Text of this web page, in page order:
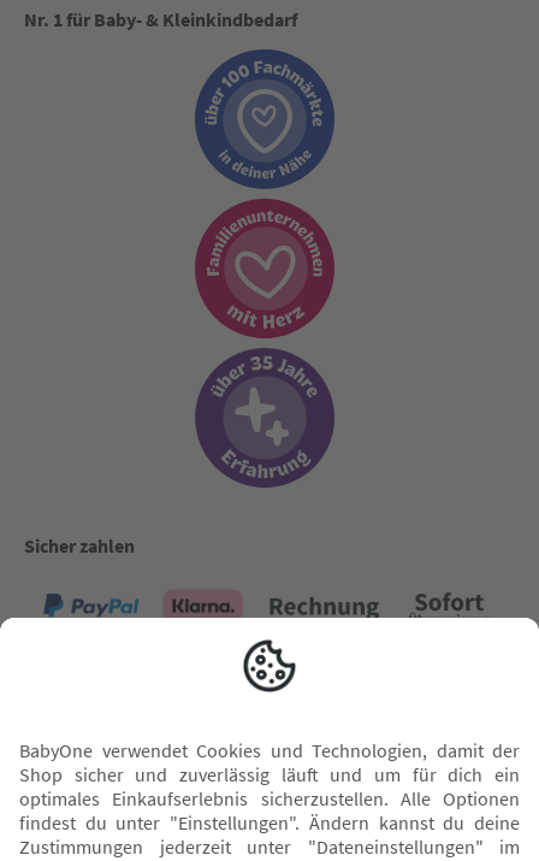
Nr. 1 für Baby- & Kleinkindbedarf
Sicher zahlen
Versand mit